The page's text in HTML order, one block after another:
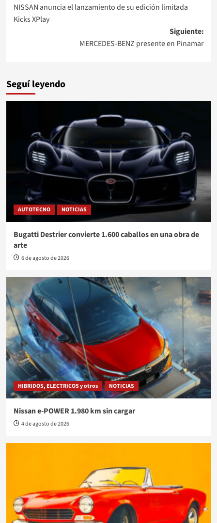
de
entradas
NISSAN anuncia el lanzamiento de su edición limitada
Kicks XPlay
Siguiente:
MERCEDES-BENZ presente en Pinamar
Seguí leyendo
AUTOTECNO NOTICIAS
Bugatti Destrier convierte 1.600 caballos en una obra de
arte
6 de agosto de 2026
HIBRIDOS, ELECTRICOS y otros NOTICIAS
Nissan e-POWER 1.980 km sin cargar
4 de agosto de 2026